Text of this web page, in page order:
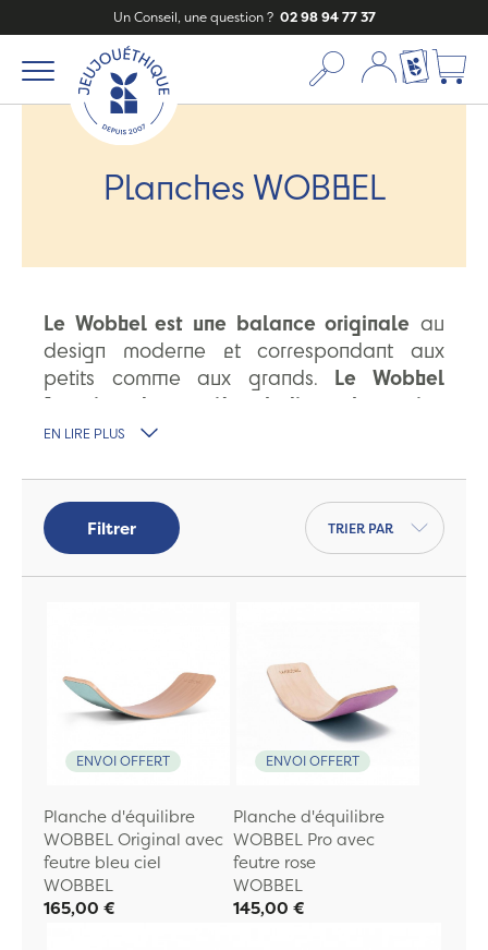
Un Conseil, une question ? 02 98 94 77 37
Mon compte
Ma liste
Planches WOBBEL
Le Wobbel est une balance originale au
design moderne et correspondant aux
petits comme aux grands. Le Wobbel
favorise de manière ludique la notion
d'équilibre et la prise de consience
planche développant la motricité, c'est
également un élément de jeux à part
entière. Découvrez ses nombreuses
européen et composé de plusieurs
couches empilées et pressées pour aboutir
à une planche robuste et qualitative.
EN LIRE PLUS
Filtrer
Trier par
ENVOI OFFERT
Planche d'équilibre
WOBBEL Original avec
feutre bleu ciel
WOBBEL
165,00 €
ENVOI OFFERT
Planche d'équilibre
WOBBEL Pro avec
feutre rose
WOBBEL
145,00 €